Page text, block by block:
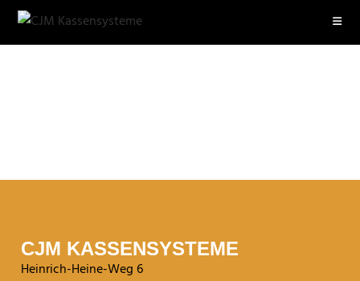
CJM KASSEN­SYSTEME
Heinrich-Heine-Weg 6